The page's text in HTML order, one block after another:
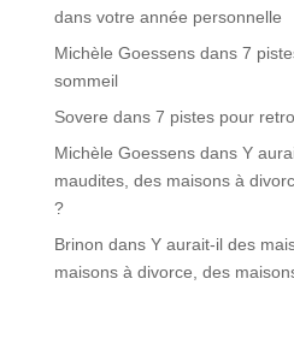
dans votre année personnelle
Michèle Goessensdans 7
sommeil
Sovere dans 7 pistes pour
Michèle Goessensdans Y
maudites, des maisons à
?
Brinon dans Y aurait-il des
maisons à divorce, des